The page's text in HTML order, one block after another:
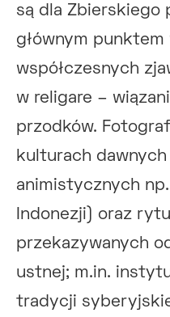
są dla Zbierskiego
głównym
współczesnych
w religare –
przodków.
kulturach
animistycznych
Indonezji) oraz
przekazywanych
ustnej; m.in.
tradycji